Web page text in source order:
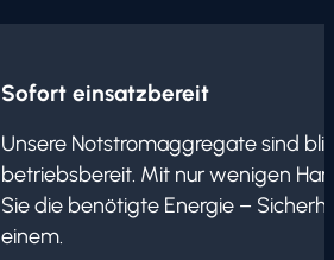
Sofort einsatzbereit
Unsere Notstromaggregate sind
betriebsbereit. Mit nur wenigen
Sie die benötigte Energie –
einem.